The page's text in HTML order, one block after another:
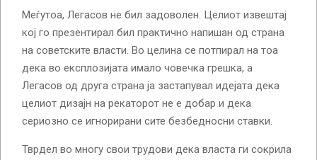
Меѓутоа, Легасов не бил задоволен. Целиот извештај
кој го презентирал бил практично напишан од страна
на советските власти. Во целина се потпирал на тоа
дека во експлозијата имало човечка грешка, а
Легасов од друга страна ја застапувал идејата дека
целиот дизајн на рекаторот не е добар и дека
сериозно се игнорирани сите безбедносни ставки.
Тврдел во многу свои трудови дека власта ги сокрила